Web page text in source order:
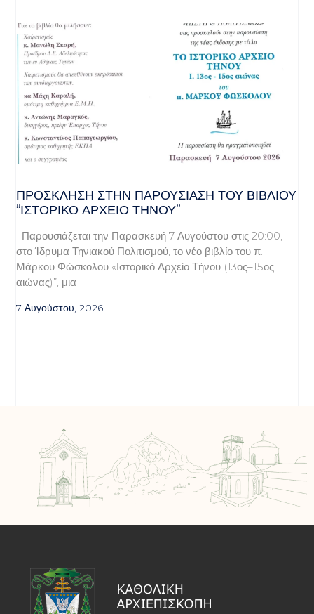
ΠΡΌΣΚΛΗΣΗ ΣΤΗΝ ΠΑΡΟΥΣΊΑΣΗ ΤΟΥ ΒΙΒΛΊΟΥ
“ΙΣΤΟΡΙΚΌ ΑΡΧΕΊΟ ΤΉΝΟΥ”
Παρουσιάζεται την Παρασκευή 7 Αυγούστου στις 20:00,
στο Ίδρυμα Τηνιακού Πολιτισμού, το νέο βιβλίο του π.
Μάρκου Φώσκολου «Ιστορικό Αρχείο Τήνου (13ος–15ος
αιώνας)”, μια
7 Αυγούστου, 2026